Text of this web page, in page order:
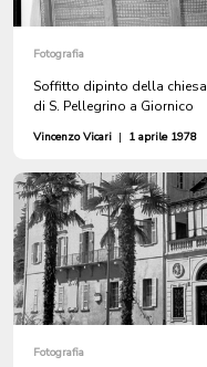
Fotografia
Soffitto dipinto della chiesa
di S. Pellegrino a Giornico
Vincenzo Vicari | 1 aprile 1978
Fotografia